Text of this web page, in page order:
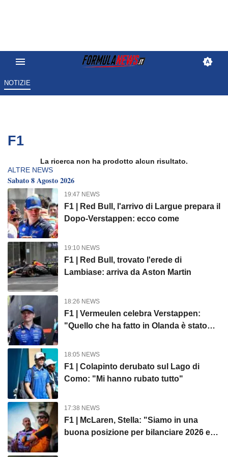
NOTIZIE
F1
La ricerca non ha prodotto alcun risultato.
ALTRE NEWS
Sabato 8 Agosto 2026
19:47 NEWS
F1 | Red Bull, l'arrivo di Largue prepara il
Dopo-Verstappen: ecco come
19:10 NEWS
F1 | Red Bull, trovato l'erede di
Lambiase: arriva da Aston Martin
18:26 NEWS
F1 | Vermeulen celebra Verstappen:
"Quello che ha fatto in Olanda è stato
18:05 NEWS
F1 | Colapinto derubato sul Lago di
Como: "Mi hanno rubato tutto"
17:38 NEWS
F1 | McLaren, Stella: "Siamo in una
buona posizione per bilanciare 2026 e